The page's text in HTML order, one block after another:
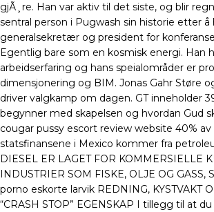
gjÃ¸re. Han var aktiv til det siste, og blir
sentral person i Pugwash sin historie etter
generalsekretær og president for
Egentlig bare som en kosmisk energi. Han
arbeidserfaring og hans speialområder er
dimensjonering og BIM. Jonas Gahr Støre
driver valgkamp om dagen. GT inneholder
begynner med skapelsen og hvordan Gud
cougar pussy escort review website 40% av
statsfinansene i Mexico kommer fra
DIESEL ER LAGET FOR KOMMERSIELLE
INDUSTRIER SOM FISKE, OLJE OG
porno eskorte larvik REDNING, KYSTVAKT
“CRASH STOP” EGENSKAP I tillegg til at